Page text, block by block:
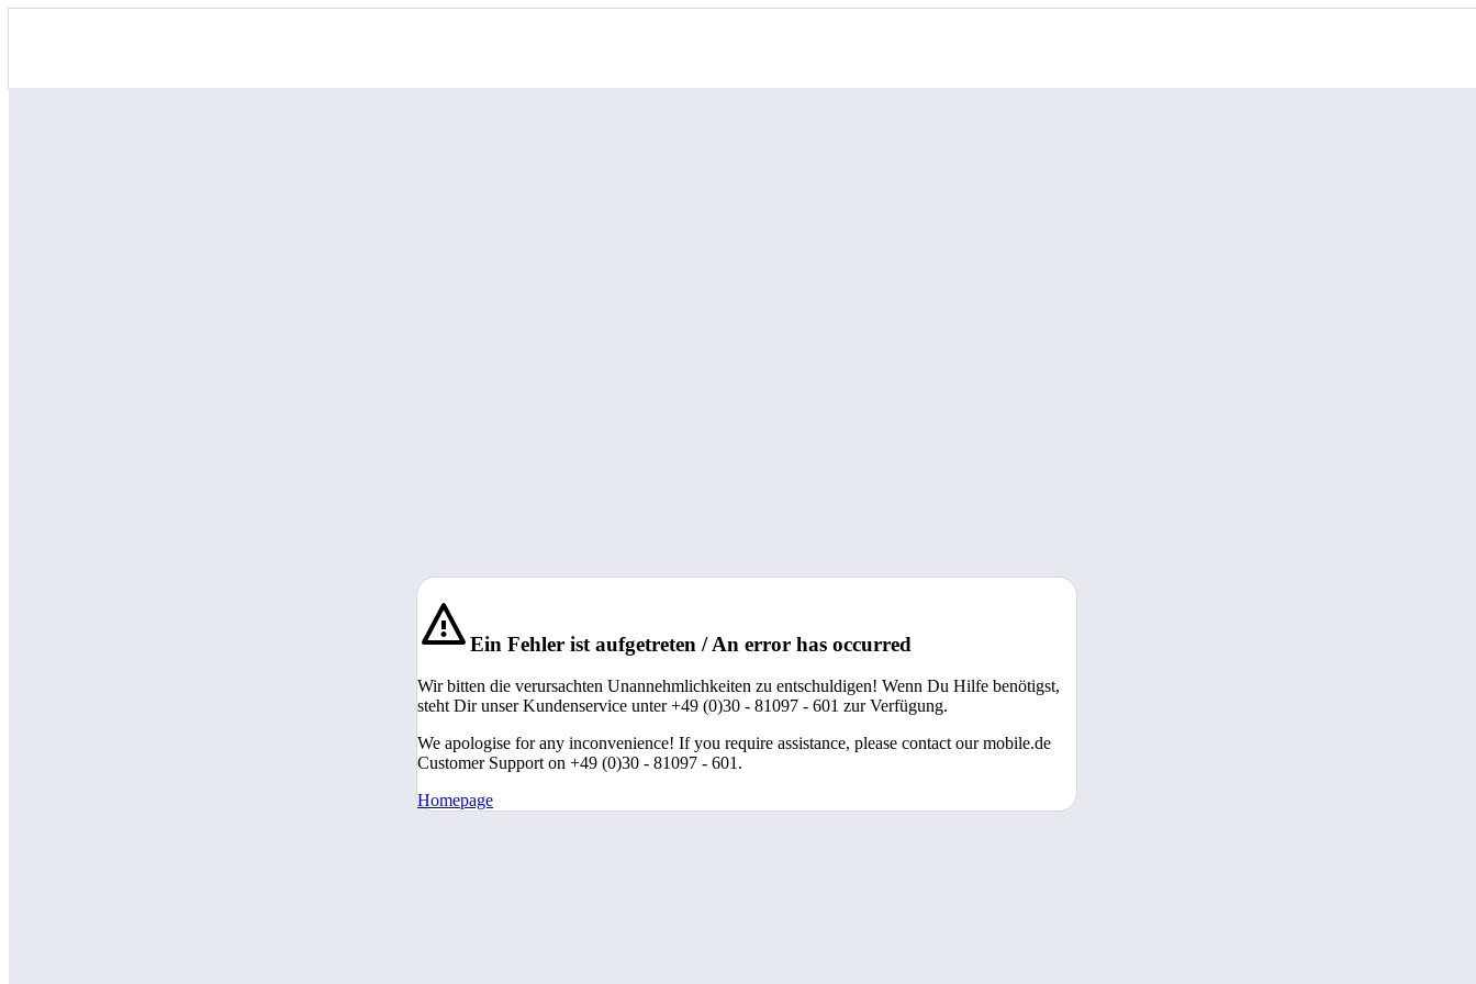
Ein Fehler ist aufgetreten / An error has occurred
Wir bitten die verursachten Unannehmlichkeiten zu entschuldigen! Wenn Du Hilfe benötigst,
steht Dir unser Kundenservice unter +49 (0)30 - 81097 - 601 zur Verfügung.
We apologise for any inconvenience! If you require assistance, please contact our mobile.de
Customer Support on +49 (0)30 - 81097 - 601.
Homepage